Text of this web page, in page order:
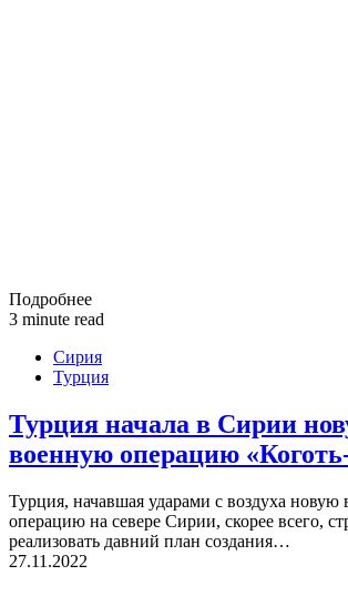
Подробнее
3 minute read
Сирия
Турция
Турция начала в Сирии
военную операцию
Турция, начавшая ударами с воздуха новую
операцию на севере Сирии, скорее всего,
реализовать давний план создания…
27.11.2022